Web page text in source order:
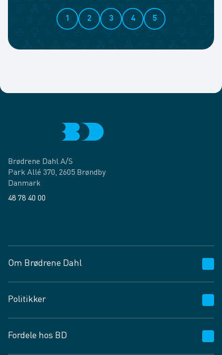
1 2 3 4 5
Brødrene Dahl A/S
Park Allé 370, 2605 Brøndby
Danmark
48 78 40 00
Om Brødrene Dahl
Vagttelefon 30 10 89 89
Spørgsmål og svar
Job og karriere
Politikker
Privatlivspolitik
Fordele hos BD